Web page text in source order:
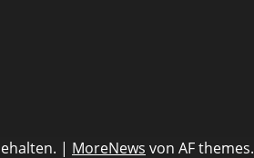
| MoreNews von AF themes.